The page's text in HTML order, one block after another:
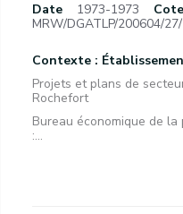
Date 1973-1973
Cote
MRW/DGATLP/200604/
Contexte :
Projets et plans de
Rochefort
Bureau économique de la
:...